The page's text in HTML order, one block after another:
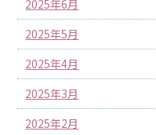
2025年6月
2025年5月
2025年4月
2025年3月
2025年2月